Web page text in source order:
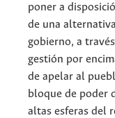
poner a
de una
gobierno, a
gestión por
de apelar al
bloque de poder
altas esferas del